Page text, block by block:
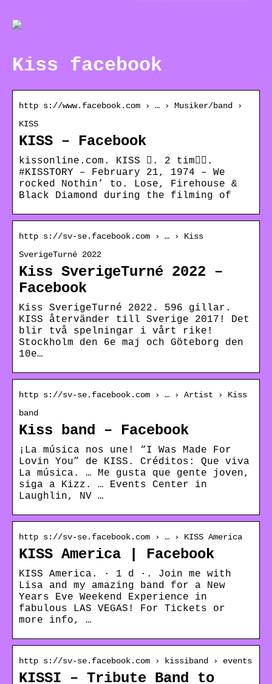
Kiss facebook
http s://www.facebook.com › … › Musiker/band ›
KISS
KISS – Facebook
kissonline.com. KISS 󱙄. 2 tim󰞋󰟠.
#KISSTORY – February 21, 1974 – We
rocked Nothin’ to. Lose, Firehouse &
Black Diamond during the filming of
http s://sv-se.facebook.com › … › Kiss
SverigeTurné 2022
Kiss SverigeTurné 2022 –
Facebook
Kiss SverigeTurné 2022. 596 gillar.
KISS återvänder till Sverige 2017! Det
blir två spelningar i vårt rike!
Stockholm den 6e maj och Göteborg den
10e…
http s://sv-se.facebook.com › … › Artist › Kiss
band
Kiss band – Facebook
¡La música nos une! “I Was Made For
Lovin You” de KISS. Créditos: Que viva
La música. … Me gusta que gente joven,
siga a Kizz. … Events Center in
Laughlin, NV …
http s://sv-se.facebook.com › … › KISS America
KISS America | Facebook
KISS America. · 1 d ·. Join me with
Lisa and my amazing band for a New
Years Eve Weekend Experience in
fabulous LAS VEGAS! For Tickets or
more info, …
http s://sv-se.facebook.com › kissiband › events
KISSI – Tribute Band to